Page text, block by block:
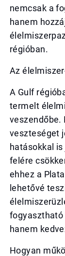
nemcsak a
hanem
régióban.
Az
A Gulf
termelt
veszendőbe.
veszteséget
hatásokkal is
felére
ehhez a
lehetővé
fogyasztható
hanem
Hogyan